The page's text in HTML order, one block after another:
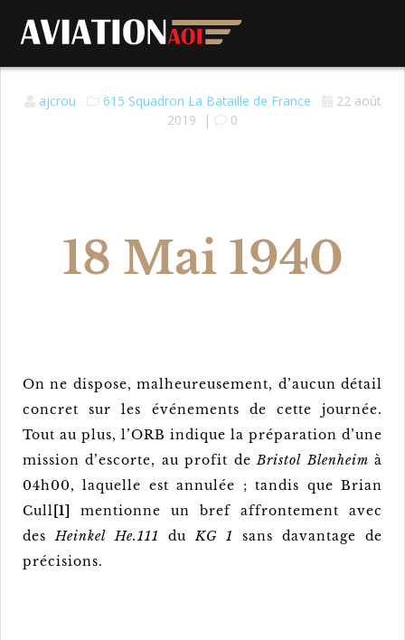
ajcrou 615 Squadron La Bataille de France
22 août
2019 | 0
18 Mai 1940
On ne dispose, malheureusement, d’aucun détail
concret sur les événements de cette journée.
Tout au plus, l’ORB indique la préparation d’une
mission d’escorte, au profit deBristol Blenheim à
04h00, laquelle est annulée ; tandis que Brian
Cull [1]
mentionne un bref affrontement avec
desHeinkel He.111 duKG 1
sans davantage de
précisions.